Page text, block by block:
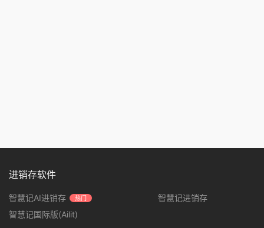
进销存软件
智慧记AI进销存 热门
智慧记进销存
智慧记国际版(Ailit)